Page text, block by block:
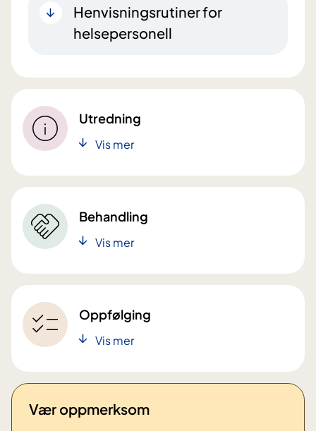
Henvisningsrutiner for
helsepersonell
Utredning
Vis mer
Behandling
Vis mer
Oppfølging
Vis mer
Vær oppmerksom